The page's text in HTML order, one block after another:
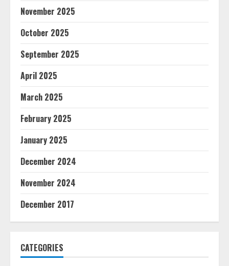
November 2025
October 2025
September 2025
April 2025
March 2025
February 2025
January 2025
December 2024
November 2024
December 2017
CATEGORIES